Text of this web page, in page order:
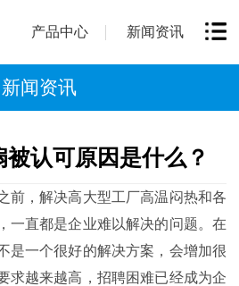
产品中心 新闻资讯
新闻资讯
认可原因是什么？
前，解决高大型工厂高温闷热和各
一直都是企业难以解决的问题。在
是一个很好的解决方案，会增加很
求越来越高，招聘困难已经成为企